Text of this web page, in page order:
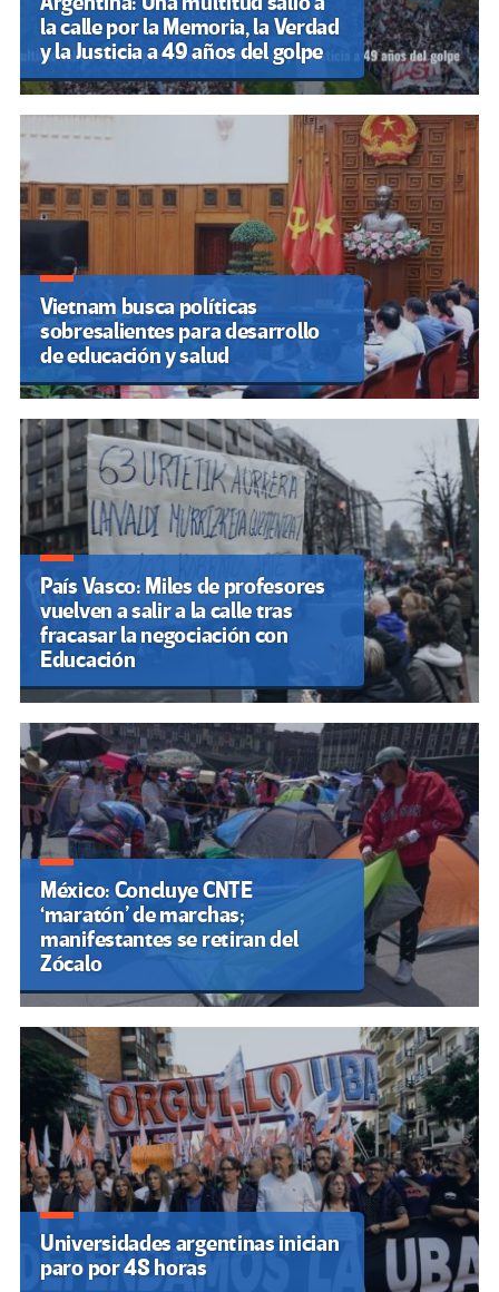
la calle por la Memoria, la Verdad
y la Justicia a 49 años del golpe
Vietnam busca políticas
sobresalientes para desarrollo
de educación y salud
País Vasco: Miles de profesores
vuelven a salir a la calle tras
fracasar la negociación con
Educación
México: Concluye CNTE
‘maratón’ de marchas;
manifestantes se retiran del
Zócalo
Universidades argentinas inician
paro por 48 horas